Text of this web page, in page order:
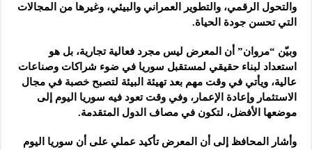
والتحول الرقمي، والتطوير العمراني والبيئي، وغيرها من المجالات
التي تحسن جودة الحياة.
وبيّن “مروان” أن المعرض ليس مجرد فعالية تجارية، بل هو
استعداد لبناء حقيقي لمستقبل سوريا في ضوء شراكات وصناعات
عالية، ويأتي في وقت مهم بعد تهيئة البيئة لتصبح خصبة في مجال
الاستثمار وإعادة الإعمار، وفي وقت تعود فيه سوريا اليوم إلى
موضعها الأفضل، لتكون في مصاف الدول المتقدمة.
وأشار المحافظ إلى أن المعرض تأكيد عملي على أن سوريا اليوم